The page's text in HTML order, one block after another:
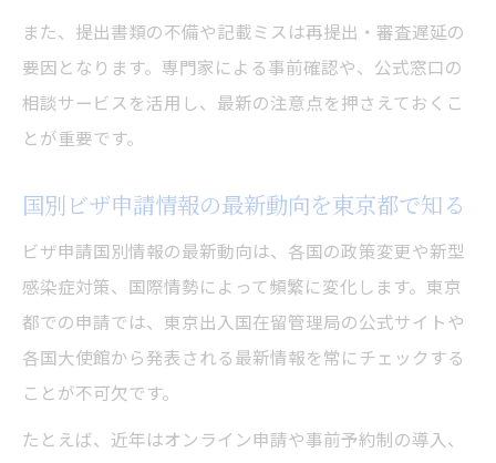
また、提出書類の不備や記載ミスは再提出・審査遅延の
要因となります。専門家による事前確認や、公式窓口の
相談サービスを活用し、最新の注意点を押さえておくこ
とが重要です。
国別ビザ申請情報の最新動向を東京都で知る
ビザ申請国別情報の最新動向は、各国の政策変更や新型
感染症対策、国際情勢によって頻繁に変化します。東京
都での申請では、東京出入国在留管理局の公式サイトや
各国大使館から発表される最新情報を常にチェックする
ことが不可欠です。
たとえば、近年はオンライン申請や事前予約制の導入、